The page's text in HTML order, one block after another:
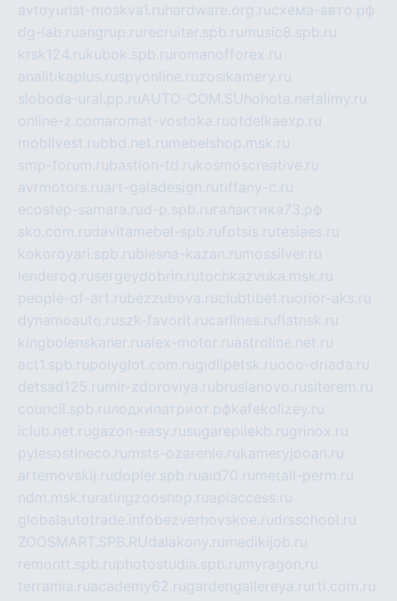
avtoyurist-moskva1.ru hardware.org.ruсхема-авто.рф
dg-lab.ruangrup.ru recruiter.spb.ru music8.spb.ru
krsk124.rukubok.spb.ru romanofforex.ru
analitikaplus.ruspyonline.ruzosikamery.ru
sloboda-ural.pp.ruAUTO-COM.SU hohota.netalimy.ru
online-z.comaromat-vostoka.ruotdelkaexp.ru
mobilvest.rubbd.net.ru mebelshop.msk.ru
smp-forum.rubastion-td.rukosmoscreative.ru
avrmotors.ruart-galadesign.rutiffany-c.ru
ecostep-samara.rud-p.spb.ru галактика73.рф
sko.com.rudavitamebel-spb.rufotsis.rutesiaes.ru
kokoroyari.spb.rublesna-kazan.ru mossilver.ru
lenderoq.rusergeydobrin.rutochkazvuka.msk.ru
people-of-art.rubezzubova.ruclubtibet.ruorior-aks.ru
dynamoauto.ruszk-favorit.rucarlines.ruflatnsk.ru
kingbolenskaner.rualex-motor.ruastroline.net.ru
act1.spb.rupolyglot.com.rugidlipetsk.ruooo-driada.ru
detsad125.ru mir-zdoroviya.rubruslanovo.rusiterem.ru
council.spb.ruлодкипатриот.рфkafekolizey.ru
iclub.net.rugazon-easy.rusugarepilekb.rugrinox.ru
pylesostineco.ru msts-ozarenie.rukameryjooan.ru
artemovskij.rudopler.spb.ruaid70.ru metall-perm.ru
ndm.msk.ru ratingzooshop.ruapiaccess.ru
globalautotrade.info bezverhovskoe.rudrsschool.ru
ZOOSMART.SPB.RUdalakony.ru medikijob.ru
remontt.spb.ruphotostudia.spb.ru myragon.ru
terramia.ruacademy62.rugardengallereya.ru rti.com.ru